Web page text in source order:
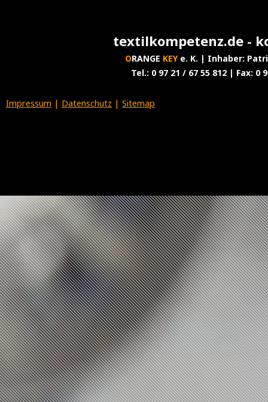
textilkompetenz.de -
ORANGE KEYe. K. | Inhaber:
Tel.: 0 97 21 / 67 55 812 | Fax: 0
Impressum | Datenschutz | Sitemap